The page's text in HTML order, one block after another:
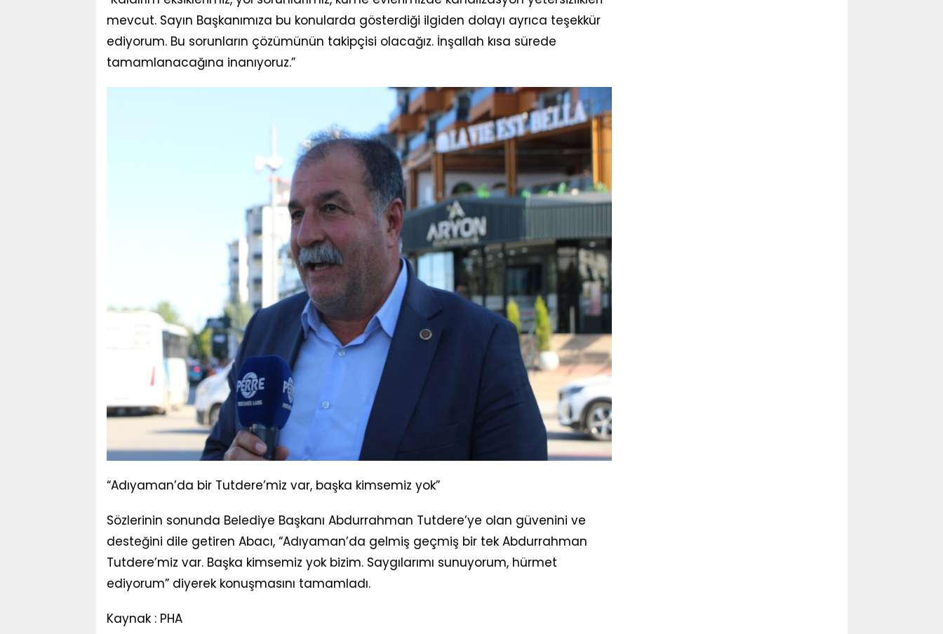
mevcut. Sayın Başkanımıza bu konularda gösterdiği ilgiden dolayı ayrıca teşekkür
ediyorum. Bu sorunların çözümünün takipçisi olacağız. İnşallah kısa sürede
tamamlanacağına inanıyoruz.”
“Adıyaman’da bir Tutdere’miz var, başka kimsemiz yok”
Sözlerinin sonunda Belediye Başkanı Abdurrahman Tutdere’ye olan güvenini ve
desteğini dile getiren Abacı, “Adıyaman’da gelmiş geçmiş bir tek Abdurrahman
Tutdere’miz var. Başka kimsemiz yok bizim. Saygılarımı sunuyorum, hürmet
ediyorum” diyerek konuşmasını tamamladı.
Kaynak : PHA